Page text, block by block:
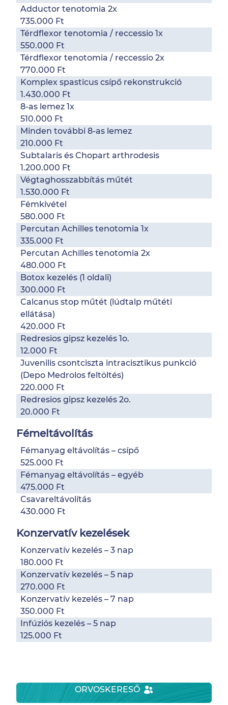
Adductor tenotomia 2x
735.000 Ft
Térdflexor tenotomia / reccessio 1x
550.000 Ft
Térdflexor tenotomia / reccessio 2x
770.000 Ft
Komplex spasticus csípő rekonstrukció
1.430.000 Ft
8-as lemez 1x
510.000 Ft
Minden további 8-as lemez
210.000 Ft
Subtalaris és Chopart arthrodesis
1.200.000 Ft
Végtaghosszabbítás műtét
1.530.000 Ft
Fémkivétel
580.000 Ft
Percutan Achilles tenotomia 1x
335.000 Ft
Percutan Achilles tenotomia 2x
480.000 Ft
Botox kezelés (1 oldali)
300.000 Ft
Calcanus stop műtét (lúdtalp műtéti
ellátása)
420.000 Ft
Redresios gipsz kezelés 1o.
12.000 Ft
Juvenilis csontciszta intracisztikus punkció
(Depo Medrolos feltöltés)
220.000 Ft
Redresios gipsz kezelés 2o.
20.000 Ft
Fémeltávolítás
Fémanyag eltávolítás – csípő
525.000 Ft
Fémanyag eltávolítás – egyéb
475.000 Ft
Csavareltávolítás
430.000 Ft
Konzervatív kezelések
Konzervatív kezelés – 3 nap
180.000 Ft
Konzervatív kezelés – 5 nap
270.000 Ft
Konzervatív kezelés – 7 nap
350.000 Ft
Infúziós kezelés – 5 nap
125.000 Ft
ORVOSKERESŐ